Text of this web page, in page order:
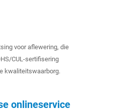
voor aflewering, die
CUL-sertifisering
kwaliteitswaarborg.
onlineservice